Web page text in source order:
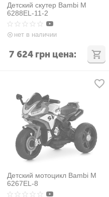
Детский скутер Bambi M
6288EL-11-2
нет в наличии
7 624 грн цена:
Детский мотоцикл Bambi M
6267EL-8